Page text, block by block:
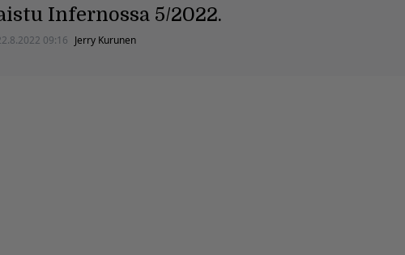
Infernossa 5/2022.
09:16 Jerry Kurunen